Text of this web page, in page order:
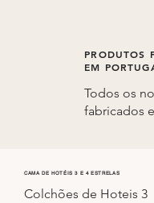
PRODUTOS
EM
Todos os
fabricados
CAMA DE HOTÉIS 3 E 4 ESTRELAS
Colchões de Hoteis 3